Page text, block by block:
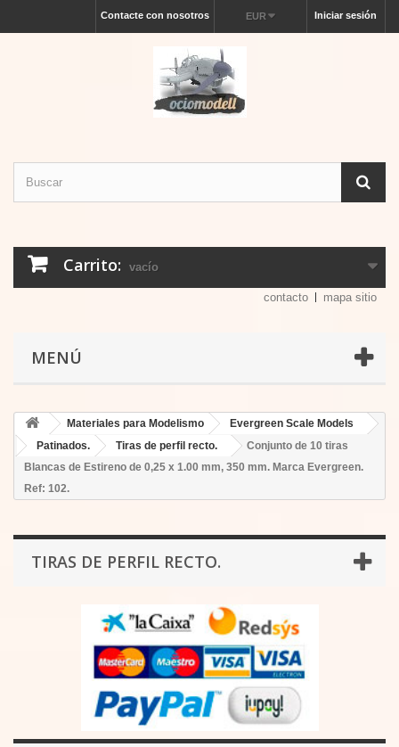
Iniciar sesión
EUR
Contacte con nosotros
Carrito: vacío
contacto mapa sitio
MENÚ
Materiales para Modelismo
Evergreen Scale Models
Patinados.
Tiras de perfil recto.
Conjunto de 10 tiras
Blancas de Estireno de 0,25 x 1.00 mm, 350 mm. Marca Evergreen.
Ref: 102.
TIRAS DE PERFIL RECTO.